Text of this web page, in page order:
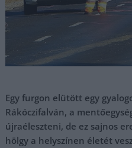
Egy furgon elütött egy
Rákóczifalván, a
újraéleszteni, de ez sajnos
hölgy a helyszínen életét